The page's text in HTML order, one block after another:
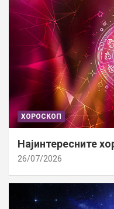
ХОРОСКОП
Најинтересните
26/07/2026